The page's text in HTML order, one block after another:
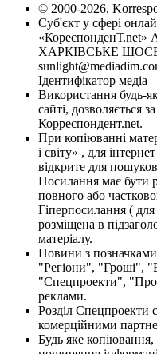
© 2000-2026,
Суб'єкт у сфері
«КореспонденТ.net»
ХАРКІВСЬКЕ ШОСЕ,
Ідентифікатор медіа
Використання будь-
сайті, дозволяється
Корреспондент.net.
При копіюванні
і світу» , для
відкрите для
Посилання має бути
повного або
Гіперпосилання (
розміщена в
матеріалу.
Новини з
"Регіони", "Гроші",
"Спецпроекти",
реклами.
Розділ Спецпроекти
комерційними
Будь яке